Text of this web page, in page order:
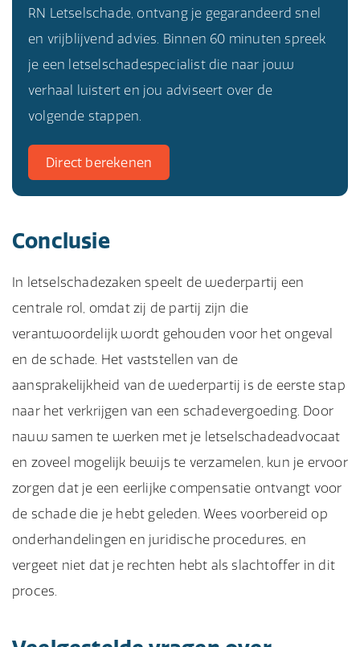
RN Letselschade, ontvang je gegarandeerd snel
en vrijblijvend advies. Binnen 60 minuten spreek
je een letselschadespecialist die naar jouw
verhaal luistert en jou adviseert over de
volgende stappen.
Direct berekenen
Conclusie
In letselschadezaken speelt de wederpartij een
centrale rol, omdat zij de partij zijn die
verantwoordelijk wordt gehouden voor het ongeval
en de schade. Het vaststellen van de
aansprakelijkheid van de wederpartij is de eerste stap
naar het verkrijgen van een schadevergoeding. Door
nauw samen te werken met je letselschadeadvocaat
en zoveel mogelijk bewijs te verzamelen, kun je ervoor
zorgen dat je een eerlijke compensatie ontvangt voor
de schade die je hebt geleden. Wees voorbereid op
onderhandelingen en juridische procedures, en
vergeet niet dat je rechten hebt als slachtoffer in dit
proces.